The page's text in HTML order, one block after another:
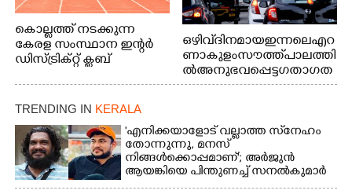
കൊല്ലത്ത് നടക്കുന്ന
കേരള സംസ്ഥാന ഇന്റർ
ഡിസ്ട്രിക്റ്റ് ക്ലബ്
ചാമ്പ്യൻഷിപ്പിൽ അണ്ടർ
20 ആൺകുട്ടികളുടെ 200
മത്സരത്തിനിടെ സിന്തറ്റിക്
ട്രാക്കിന് കുറുകെ ഓടുന്ന
നായകൾ.
ഒഴിവ് ദിനമായ ഇന്നലെ എറ
ണാകുളം സൗത്ത് പാലത്തി
ൽ അനുഭവപ്പെട്ട ഗതാഗത
ക്കുരുക്ക്
TRENDING IN KERALA
'എനിക്കയാളോട് വല്ലാത്ത സ്‌നേഹം
തോന്നുന്നു, മനസ്
നിങ്ങൾക്കൊപ്പമാണ്'; അർജുൻ
ആയങ്കിയെ പിന്തുണച്ച് സനൽകുമാർ